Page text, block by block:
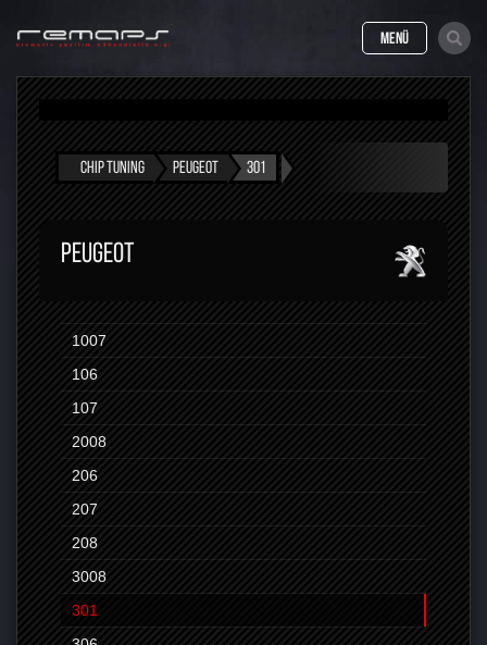
MENÜ
CHIP TUNING PEUGEOT 301
PEUGEOT
1007
106
107
2008
206
207
208
3008
301